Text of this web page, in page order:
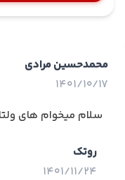
محمدحسین مرادی
1401/10/17
سلام میخوام های
روتک
1401/11/24